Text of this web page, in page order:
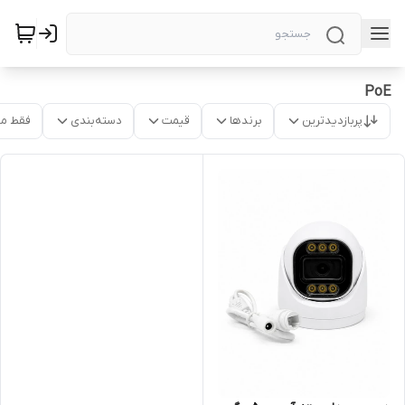
PoE
پربازدیدترین برندها قیمت دسته‌بندی فقط